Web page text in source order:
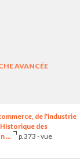
AVANCÉE
de l'industrie
des
...
p.373 - vue